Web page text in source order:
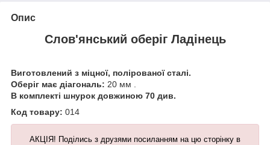
Опис
Слов'янський оберіг Ладінець
Виготовлений з міцної, полірованої сталі.
Оберіг має діагональ: 20 мм .
В комплекті шнурок довжиною 70 див.
Код товару: 014
АКЦІЯ! Поділись з друзями посиланням на цю сторінку в